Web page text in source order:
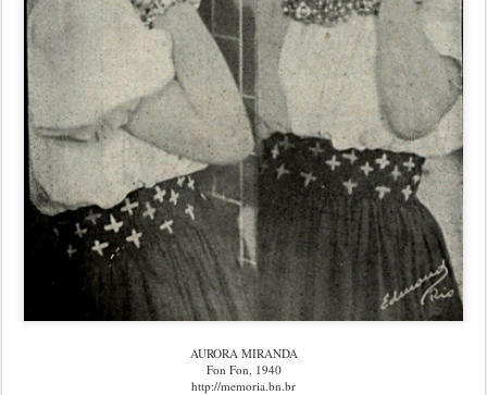
AURORA MIRANDA
Fon Fon, 1940
http://memoria.bn.br